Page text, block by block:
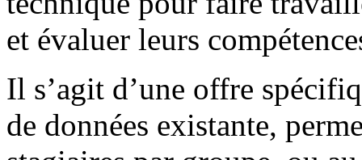
et évaluer leurs
Il s’agit d’une offre
de données existante,